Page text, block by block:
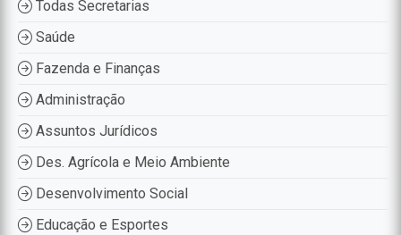
Todas Secretarias
Saúde
Fazenda e Finanças
Administração
Assuntos Jurídicos
Des. Agrícola e Meio Ambiente
Desenvolvimento Social
Educação e Esportes